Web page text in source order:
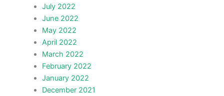
July 2022
June 2022
May 2022
April 2022
March 2022
February 2022
January 2022
December 2021